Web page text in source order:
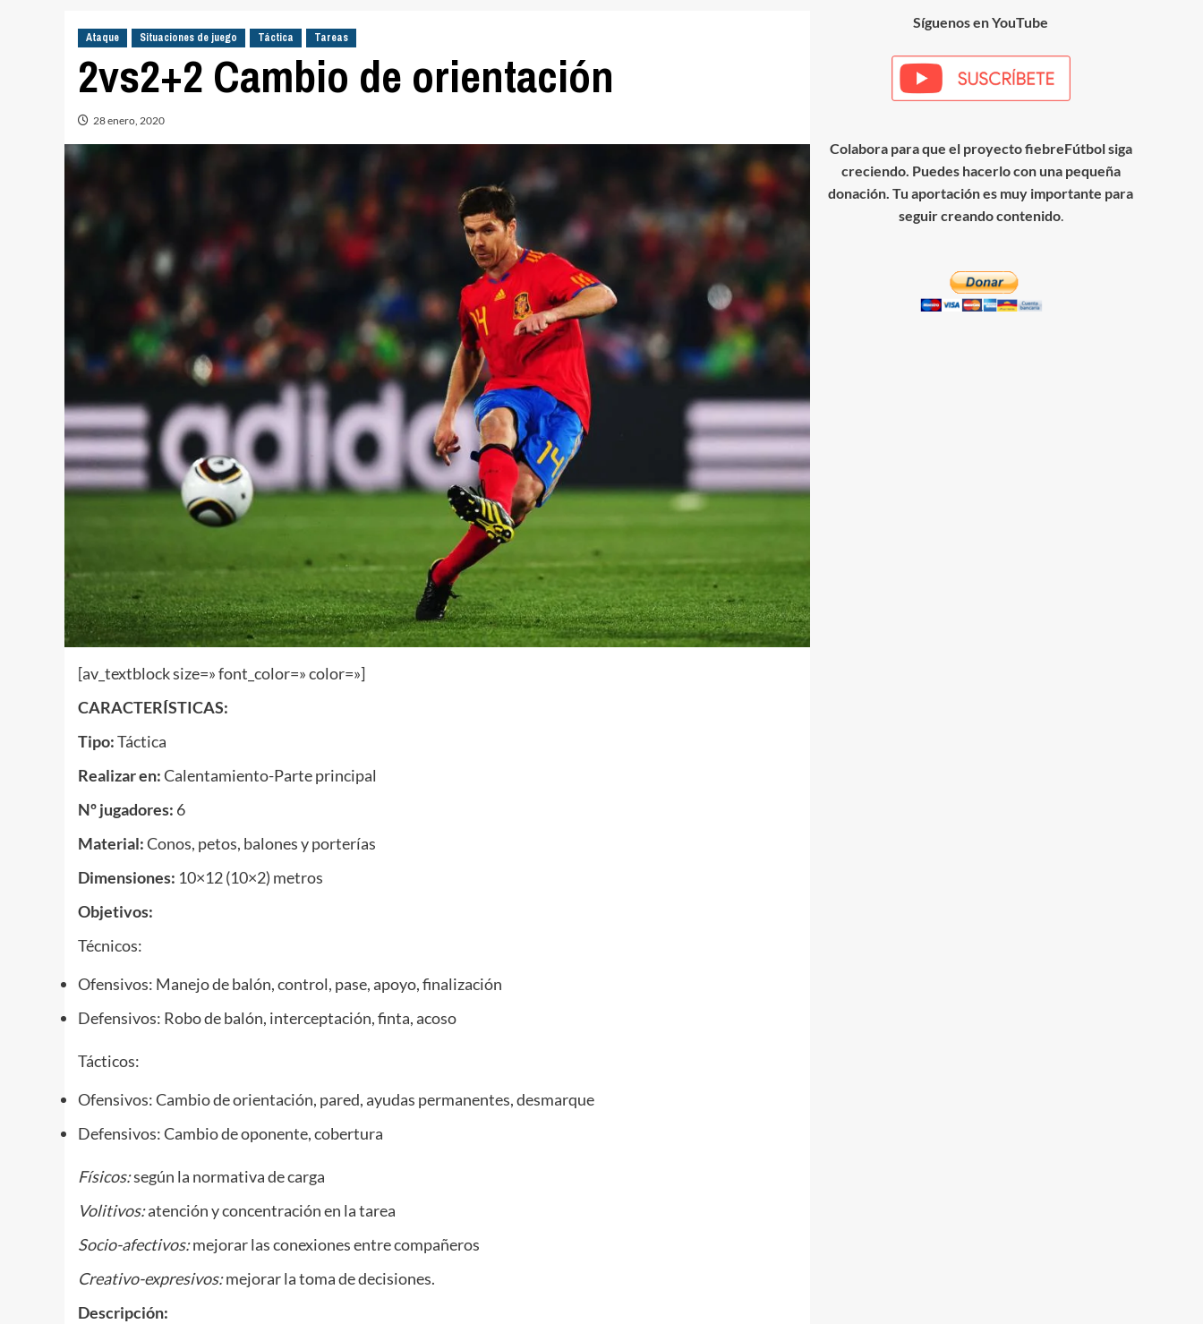
Ataque Situaciones de juego Táctica Tareas
2vs2+2 Cambio de orientación
28 enero, 2020
[av_textblock size=» font_color=» color=»]
CARACTERÍSTICAS:
Tipo:Táctica
Realizar en:Calentamiento-Parte principal
Nº jugadores: 6
Material:Conos, petos, balones y porterías
Dimensiones: 10×12 (10×2) metros
Objetivos:
Técnicos:
Ofensivos: Manejo de balón, control, pase, apoyo, finalización
Defensivos: Robo de balón, interceptación, finta, acoso
Tácticos:
Ofensivos: Cambio de orientación, pared, ayudas permanentes, desmarque
Defensivos: Cambio de oponente, cobertura
Físicos:según la normativa de carga
Volitivos:atención y concentración en la tarea
Socio-afectivos:mejorar las conexiones entre compañeros
Creativo-expresivos:mejorar la toma de decisiones.
Descripción:
Síguenos en YouTube
Colabora para que el proyecto fiebreFútbol siga
creciendo. Puedes hacerlo con una pequeña
donación. Tu aportación es muy importante para
seguir creando contenido.